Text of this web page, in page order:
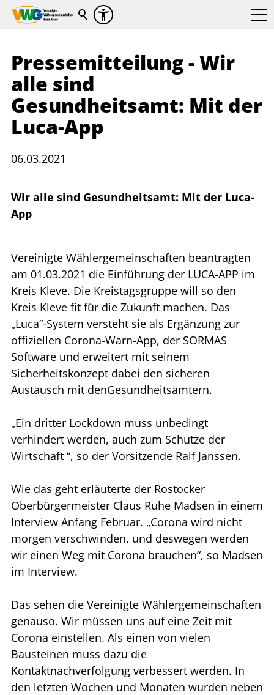
Pressemitteilung - Wir
alle sind
Gesundheitsamt: Mit der
Luca-App
06.03.2021
Wir alle sind Gesundheitsamt: Mit der Luca-
App
Vereinigte Wählergemeinschaften beantragten
am 01.03.2021 die Einführung der LUCA-APP im
Kreis Kleve. Die Kreistagsgruppe will so den
Kreis Kleve fit für die Zukunft machen. Das
„Luca“-System versteht sie als Ergänzung zur
offiziellen Corona-Warn-App, der SORMAS
Software und erweitert mit seinem
Sicherheitskonzept dabei den sicheren
Austausch mit denGesundheitsämtern.
„Ein dritter Lockdown muss unbedingt
verhindert werden, auch zum Schutze der
Wirtschaft “, so der Vorsitzende Ralf Janssen.
Wie das geht erläuterte der Rostocker
Oberbürgermeister Claus Ruhe Madsen in einem
Interview Anfang Februar. „Corona wird nicht
morgen verschwinden, und deswegen werden
wir einen Weg mit Corona brauchen“, so Madsen
im Interview.
Das sehen die Vereinigte Wählergemeinschaften
genauso. Wir müssen uns auf eine Zeit mit
Corona einstellen. Als einen von vielen
Bausteinen muss dazu die
Kontaktnachverfolgung verbessert werden. In
den letzten Wochen und Monaten wurden neben